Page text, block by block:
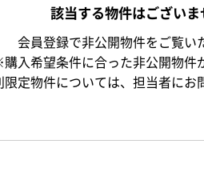
該当する物件はございま
会員登録で非公開物件をご覧い
入希望条件に合った非公開物件
定物件については、担当者にお